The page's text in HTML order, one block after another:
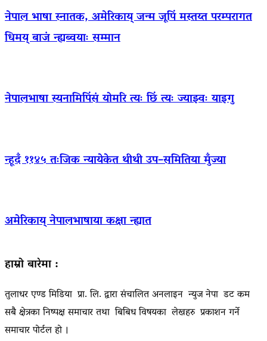
नेपाल भाषा स्नातक, अमेरिकाय् जन्म जूपिं मस्तय्त परम्परागत
धिमय् बाजं न्ह्यब्वयाः सम्मान
नेपालभाषा स्यनामिपिंसं योमरि त्यः छिं त्यः ज्याझ्वः याइगु
न्हूदँ ११४५ तःजिक न्यायेकेत थीथी उप–समितिया मुँज्या
अमेरिकाय् नेपालभाषाया कक्षा न्ह्यात
हाम्रो बारेमा :
तुलाधर एण्ड मिडिया प्रा. लि. द्वारा संचालित अनलाइन न्युज नेपा डट कम
सबै क्षेत्रका निष्पक्ष समाचार तथा बिबिध विषयका लेखहरु प्रकाशन गर्ने
समाचार पोर्टल हो ।